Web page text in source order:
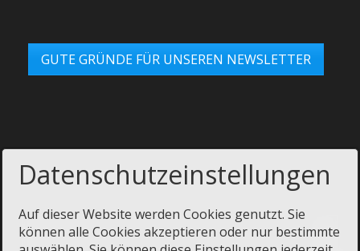
GUTE GRÜNDE FÜR UNSEREN NEWSLETTER
Datenschutzeinstellungen
Auf dieser Website werden Cookies genutzt. Sie
können alle Cookies akzeptieren oder nur bestimmte